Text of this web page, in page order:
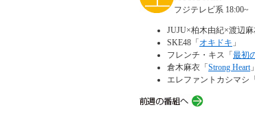
フジテレビ系 18:00~
JUJU×柏木由紀×渡辺麻
SKE48「 オキドキ 」
フレンチ・キス「 最初
倉木麻衣「 Strong Heart」
エレファントカシマシ「